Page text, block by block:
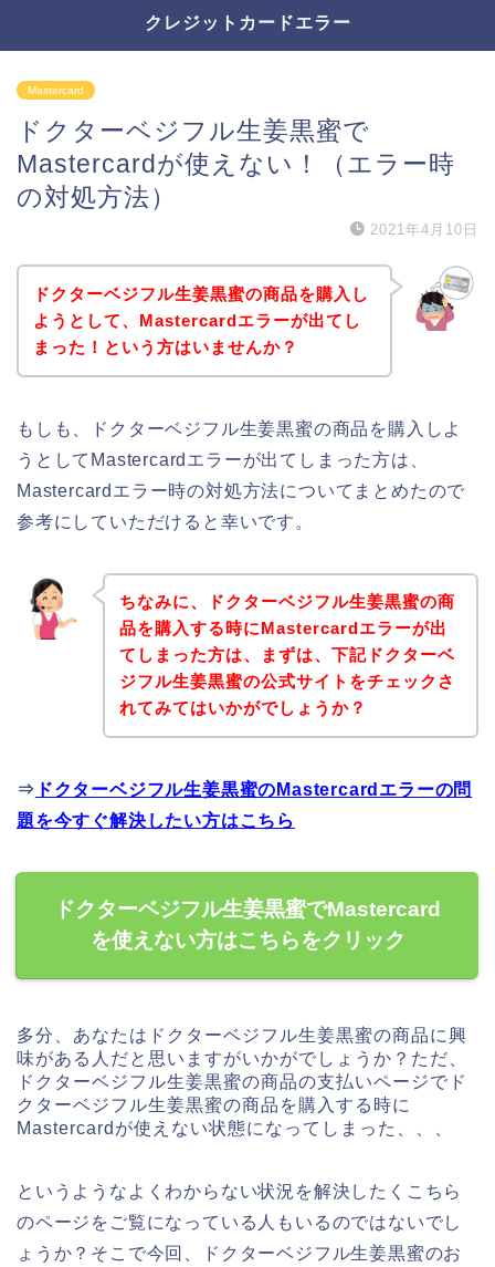
クレジットカードエラー
Mastercard
ドクターベジフル生姜黒蜜で
Mastercardが使えない！（エラー時
の対処方法）
2021年4月10日
ドクターベジフル生姜黒蜜の商品を購入し
ようとして、Mastercardエラーが出てし
まった！という方はいませんか？
もしも、ドクターベジフル生姜黒蜜の商品を購入しよ
うとしてMastercardエラーが出てしまった方は、
Mastercardエラー時の対処方法についてまとめたので
参考にしていただけると幸いです。
ちなみに、ドクターベジフル生姜黒蜜の商
品を購入する時にMastercardエラーが出
てしまった方は、まずは、下記ドクターベ
ジフル生姜黒蜜の公式サイトをチェックさ
れてみてはいかがでしょうか？
⇒ ドクターベジフル生姜黒蜜のMastercardエラーの問
題を今すぐ解決したい方はこちら
ドクターベジフル生姜黒蜜でMastercard
を使えない方はこちらをクリック
多分、あなたはドクターベジフル生姜黒蜜の商品に興
味がある人だと思いますがいかがでしょうか？ただ、
ドクターベジフル生姜黒蜜の商品の支払いページでド
クターベジフル生姜黒蜜の商品を購入する時に
Mastercardが使えない状態になってしまった、、、
というようなよくわからない状況を解決したくこちら
のページをご覧になっている人もいるのではないでし
ょうか？そこで今回、ドクターベジフル生姜黒蜜のお